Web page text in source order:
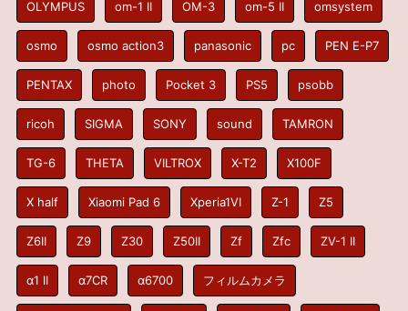
OLYMPUS om-1 II OM-3 om-5 II omsystem
osmo osmo action3 panasonic pc PEN E-P7
PENTAX photo Pocket 3 PS5 psobb
ricoh SIGMA SONY sound TAMRON
TG-6 THETA VILTROX X-T2 X100F
X half Xiaomi Pad 6 Xperia1VI Z-1 Z5
Z6II Z9 Z30 Z50II Zf Zfc ZV-1 II
α1 II α7CR α6700 フィルムカメラ